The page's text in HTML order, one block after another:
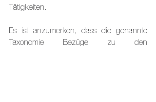
Tätigkeiten.
Es ist anzumerken, dass die genannte
Taxonomie Bezüge zu den